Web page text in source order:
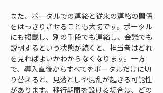
また、ポータルでの連絡と従来の連絡の関係
をはっきりさせることも大切です。ポータル
にも掲載し、別の手段でも連絡し、会議でも
説明するという状態が続くと、担当者はどれ
を見ればよいかわからなくなります。一方
で、導入直後からすべてをポータルだけに切
り替えると、見落としや混乱が起きる可能性
があります。移行期間を設ける場合は、どの